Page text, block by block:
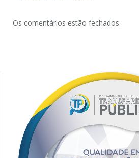
Os comentários estão fechados.